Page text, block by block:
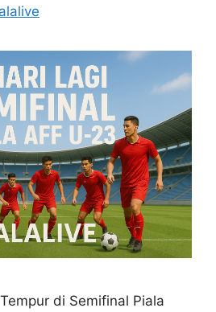
di Semifinal Piala